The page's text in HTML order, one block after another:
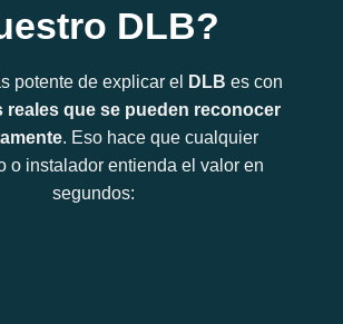
DLB?
potente de explicar el DLB es con
reales que se pueden reconocer
. Eso hace que cualquier
o instalador entienda el valor en
segundos: